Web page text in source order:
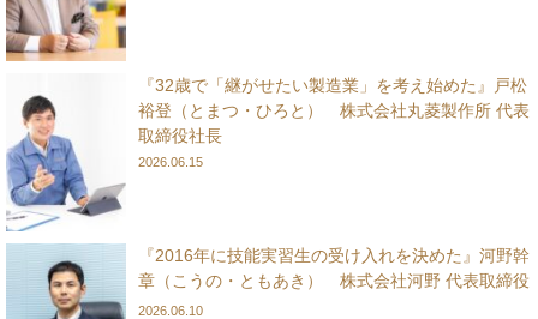
『32歳で「継がせたい製造業」を考え始めた』戸松
裕登（とまつ・ひろと） 株式会社丸菱製作所 代表
取締役社長
2026.06.15
『2016年に技能実習生の受け入れを決めた』河野幹
章（こうの・ともあき） 株式会社河野 代表取締役
2026.06.10